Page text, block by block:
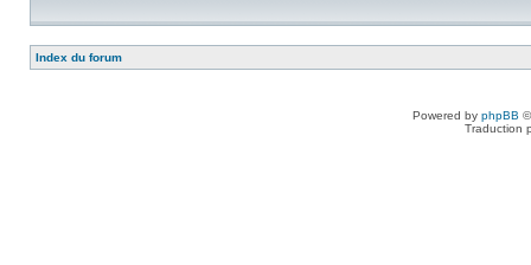
Index du forum
Powered by phpBB
Traduction